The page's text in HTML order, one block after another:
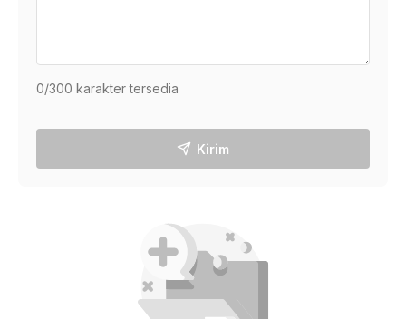
0/300 karakter tersedia
Kirim